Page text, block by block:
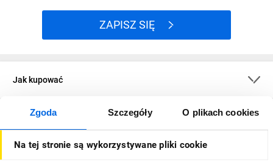
Zgoda Szczegóły O plikach cookies
Na tej stronie są wykorzystywane pliki cookie
ZAPISZ SIĘ
Jak kupować
O firmie